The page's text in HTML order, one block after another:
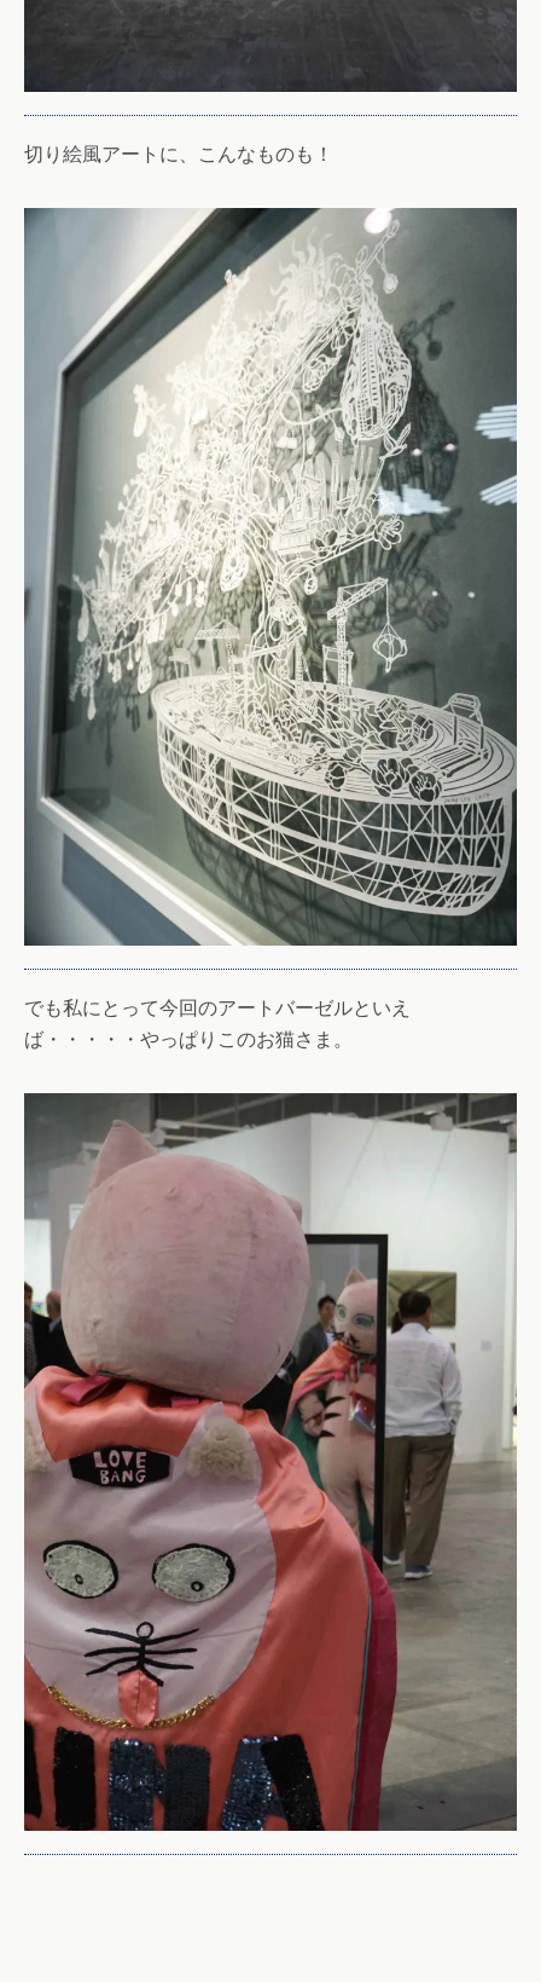
切り絵風アートに、こんなものも！
でも私にとって今回のアートバーゼルといえ
ば・・・・・やっぱりこのお猫さま。